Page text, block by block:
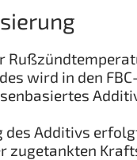
wird in den
des Additivs
zugetankten